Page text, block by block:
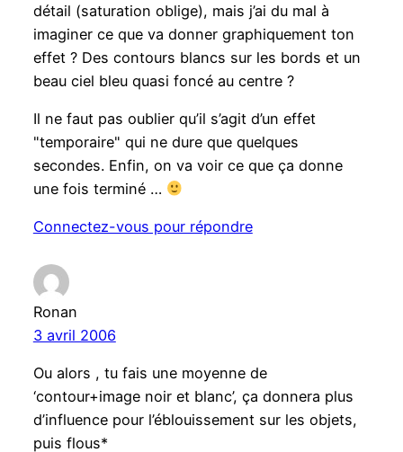
détail (saturation oblige), mais j’ai du mal à
imaginer ce que va donner graphiquement ton
effet ? Des contours blancs sur les bords et un
beau ciel bleu quasi foncé au centre ?
Il ne faut pas oublier qu’il s’agit d’un effet
"temporaire" qui ne dure que quelques
secondes. Enfin, on va voir ce que ça donne
une fois terminé …
Connectez-vous pour répondre
Ronan
3 avril 2006
Ou alors , tu fais une moyenne de
‘contour+image noir et blanc’, ça donnera plus
d’influence pour l’éblouissement sur les objets,
puis flous*